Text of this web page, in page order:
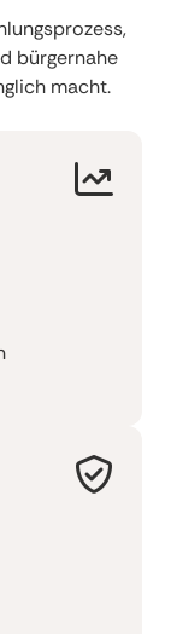
bürgernahe
macht.